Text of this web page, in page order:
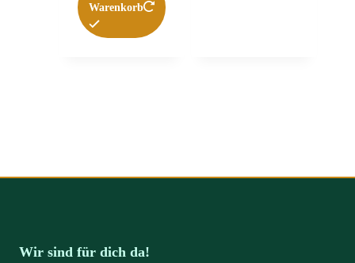
Warenkorb
Wir sind für dich da!